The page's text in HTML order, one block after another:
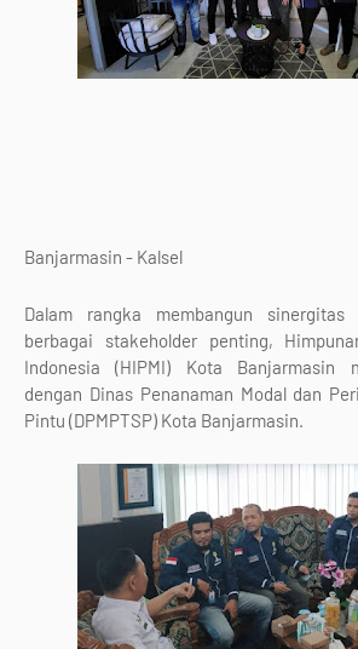
Banjarmasin - Kalsel
Dalam rangka membangun
berbagai stakeholder penting,
Indonesia (HIPMI) Kota Banjarmasin
dengan Dinas Penanaman Modal dan
Pintu (DPMPTSP) Kota Banjarmasin.